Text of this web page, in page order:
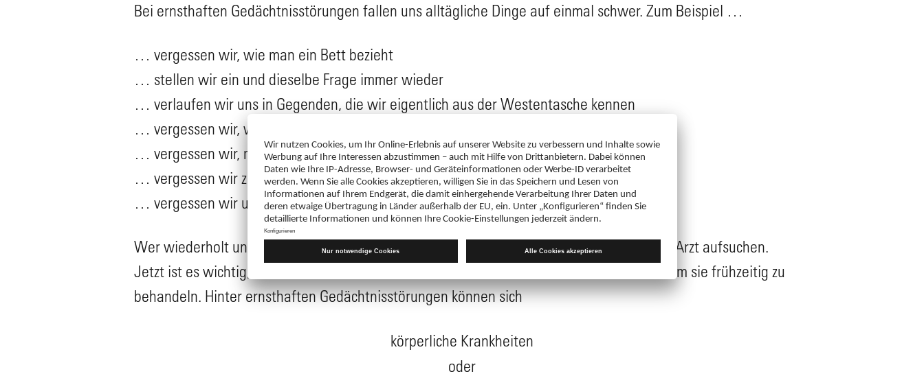
Bei ernsthaften Gedächtnisstörungen fallen uns alltägliche Dinge auf einmal schwer. Zum Beispiel …
… vergessen wir, wie man ein Bett bezieht
… stellen wir ein und dieselbe Frage immer wieder
… verlaufen wir uns in Gegenden, die wir eigentlich aus der Westentasche kennen
… vergessen wir, wieviel Uhr es ist
… vergessen wir, mit wem wir gerade sprechen
… vergessen wir zu essen und zu trinken
… vergessen wir unsere Körperpflege
Wer wiederholt unter diesen oder ähnlichen Problemen leidet, der sollte unbedingt einen Arzt aufsuchen.
Jetzt ist es wichtig, die Ursache für diese Aussetzer des Gedächtnisses heraus zu finden, um sie frühzeitig zu
behandeln. Hinter ernsthaften Gedächtnisstörungen können sich
körperliche Krankheiten
oder